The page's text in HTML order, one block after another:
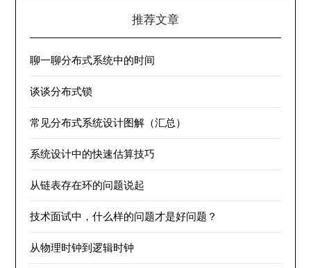
推荐文章
聊一聊分布式系统中的时间
谈谈分布式锁
常见分布式系统设计图解（汇总）
系统设计中的快速估算技巧
从链表存在环的问题说起
技术面试中，什么样的问题才是好问题？
从物理时钟到逻辑时钟